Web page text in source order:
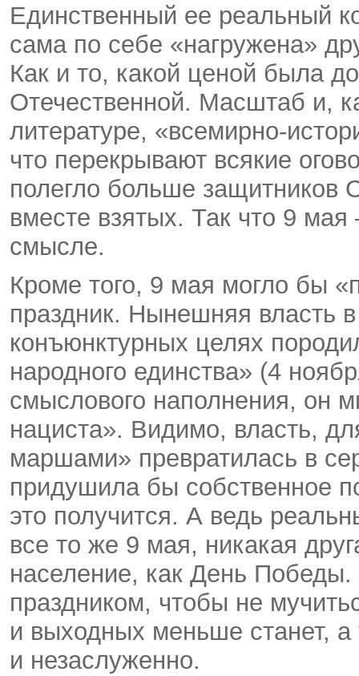
Единственный ее реальный
сама по себе «нагружена»
Как и то, какой ценой была
Отечественной. Масштаб и,
литературе, «всемирно-
что перекрывают всякие
полегло больше защитников
вместе взятых. Так что 9
смысле.
Кроме того, 9 мая могло бы
праздник. Нынешняя власть
конъюнктурных целях
народного единства» (4
смыслового наполнения, он
нациста». Видимо, власть,
маршами» превратилась в
придушила бы собственное
это получится. А ведь
все то же 9 мая, никакая
население, как День
праздником, чтобы не
и выходных меньше станет,
и незаслуженно.